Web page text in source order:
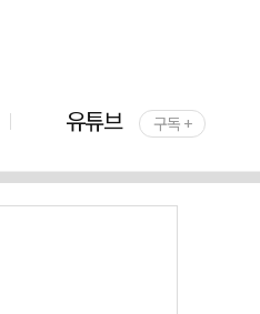
유튜브 구독 +